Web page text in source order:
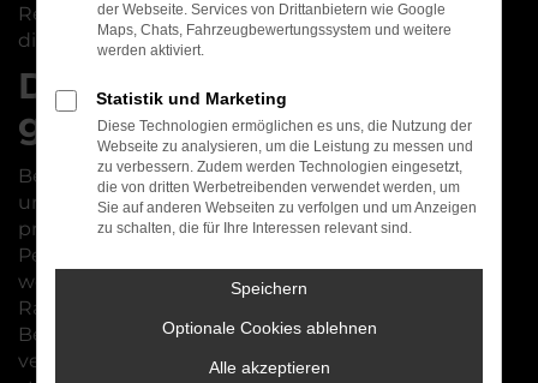
Rechte im Zusammenhang mit der Verarbeitung
dieser Daten.
Datenschutzhinweise
gemäß DS-GVO
Beim Zugriff auf unsere Homepage werden
unsererseits keine personenbezogenen Daten
protokolliert oder weiterverarbeitet.
Personenbezogene Daten werden nur erfasst,
wenn Sie uns diese Angaben freiwillig – etwa im
Rahmen einer Anfrage per E-Mail, einer Online-
Bewerbung oder zur Anbahnung einer
vertraglichen Zusammenarbeit – zur Verfügung
der Webseite. Services von Drittanbietern wie Google
Maps, Chats, Fahrzeugbewertungssystem und weitere
werden aktiviert.
Statistik und Marketing
Diese Technologien ermöglichen es uns, die Nutzung der
Webseite zu analysieren, um die Leistung zu messen und
zu verbessern. Zudem werden Technologien eingesetzt,
die von dritten Werbetreibenden verwendet werden, um
Sie auf anderen Webseiten zu verfolgen und um Anzeigen
zu schalten, die für Ihre Interessen relevant sind.
Speichern
Optionale Cookies ablehnen
Alle akzeptieren